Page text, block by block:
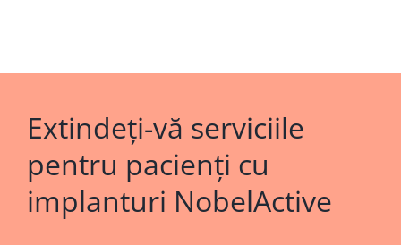
Extindeți-vă serviciile
pentru pacienți cu
implanturi NobelActive